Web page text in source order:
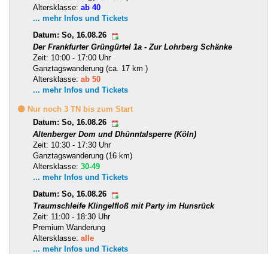
Altersklasse: ab 40
... mehr Infos und Tickets
Datum: So, 16.08.26
Der Frankfurter Grüngürtel 1a - Zur Lohrberg Schänke
Zeit: 10:00 - 17:00 Uhr
Ganztagswanderung (ca. 17 km )
Altersklasse: ab 50
... mehr Infos und Tickets
🟡 Nur noch 3 TN bis zum Start
Datum: So, 16.08.26
Altenberger Dom und Dhünntalsperre (Köln)
Zeit: 10:30 - 17:30 Uhr
Ganztagswanderung (16 km)
Altersklasse: 30-49
... mehr Infos und Tickets
Datum: So, 16.08.26
Traumschleife Klingelfloß mit Party im Hunsrück
Zeit: 11:00 - 18:30 Uhr
Premium Wanderung
Altersklasse: alle
... mehr Infos und Tickets